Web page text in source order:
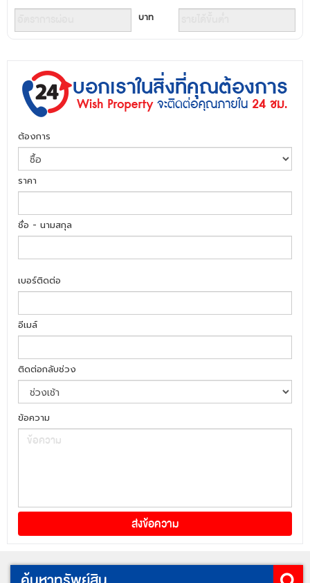
บาท
ต้องการ
ราคา
ชื่อ - นามสกุล
เบอร์ติดต่อ
อีเมล์
ติดต่อกลับช่วง
ข้อความ